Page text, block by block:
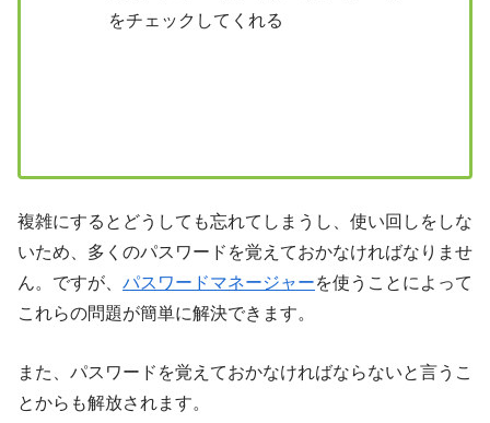
をチェックしてくれる
複雑にするとどうしても忘れてしまうし、使い回しをしな
いため、多くのパスワードを覚えておかなければなりませ
ん。ですが、 パスワードマネージャーを使うことによって
これらの問題が簡単に解決できます。
また、パスワードを覚えておかなければならないと言うこ
とからも解放されます。